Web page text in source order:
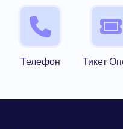
Телефон Тикет